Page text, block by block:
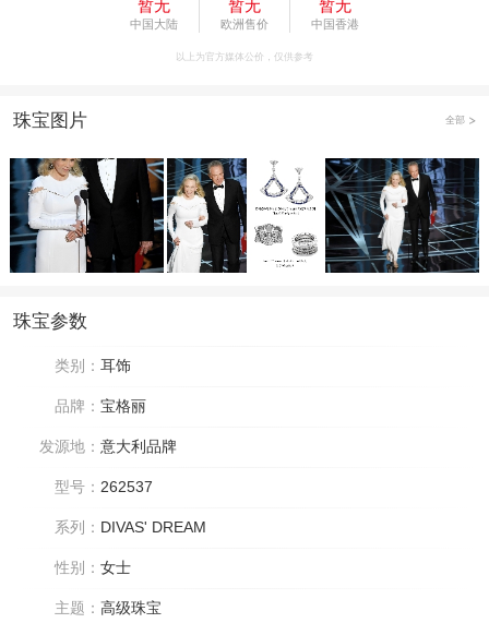
暂无
中国大陆
暂无
欧洲售价
暂无
中国香港
以上为官方媒体公价，仅供参考
珠宝图片 全部
珠宝参数
类别： 耳饰
品牌： 宝格丽
发源地： 意大利品牌
型号： 262537
系列： DIVAS' DREAM
性别： 女士
主题： 高级珠宝